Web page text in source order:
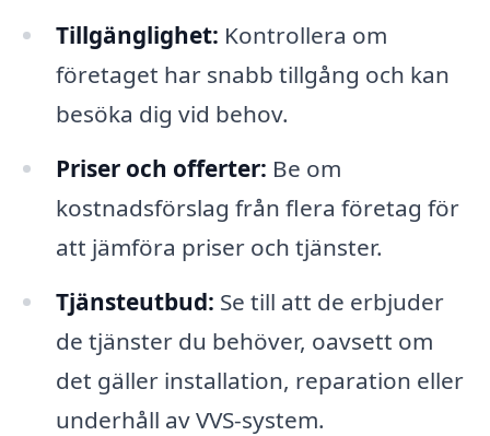
Tillgänglighet: Kontrollera om
företaget har snabb tillgång och kan
besöka dig vid behov.
Priser och offerter: Be om
kostnadsförslag från flera företag för
att jämföra priser och tjänster.
Tjänsteutbud: Se till att de erbjuder
de tjänster du behöver, oavsett om
det gäller installation, reparation eller
underhåll av VVS-system.